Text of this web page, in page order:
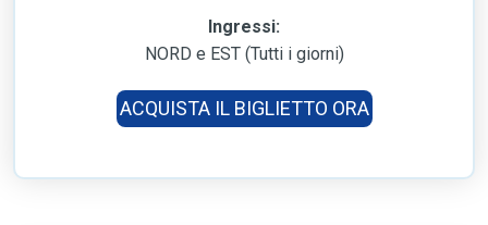
Ingressi:
NORD e EST (Tutti i giorni)
ACQUISTA IL BIGLIETTO ORA